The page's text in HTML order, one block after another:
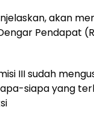
akan
Pendapat
III sudah
siapa yang